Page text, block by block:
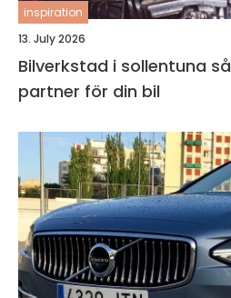
inspiration
13. July 2026
Bilverkstad i sollentuna så väljer du rätt
partner för din bil